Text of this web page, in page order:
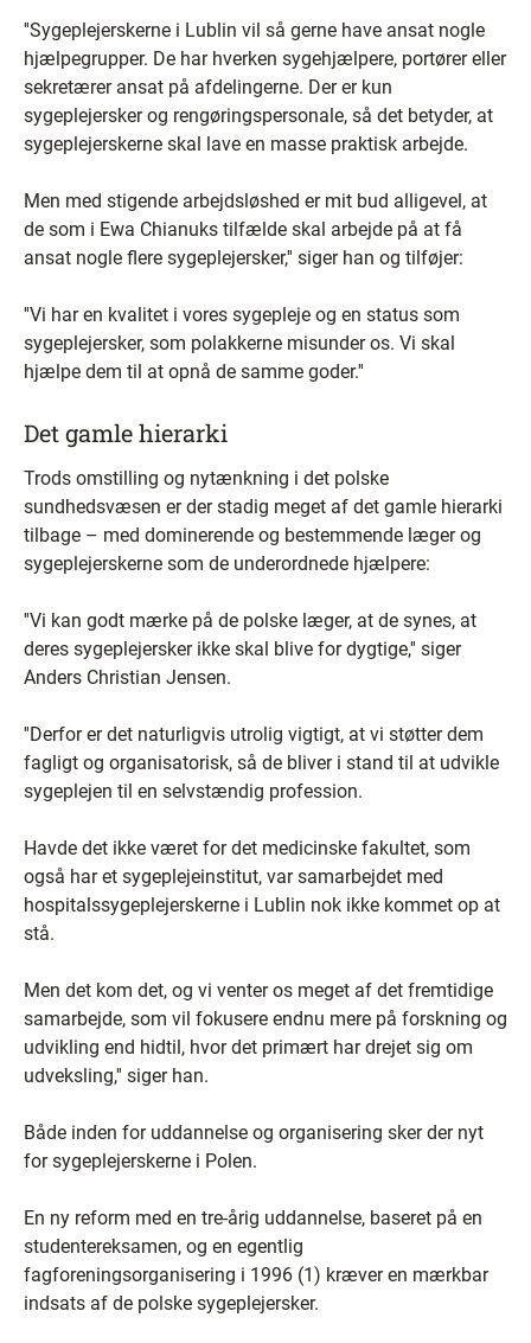
''Sygeplejerskerne i Lublin vil så gerne have ansat nogle
hjælpegrupper. De har hverken sygehjælpere, portører eller
sekretærer ansat på afdelingerne. Der er kun
sygeplejersker og rengøringspersonale, så det betyder, at
sygeplejerskerne skal lave en masse praktisk arbejde.
Men med stigende arbejdsløshed er mit bud alligevel, at
de som i Ewa Chianuks tilfælde skal arbejde på at få
ansat nogle flere sygeplejersker,'' siger han og tilføjer:
''Vi har en kvalitet i vores sygepleje og en status som
sygeplejersker, som polakkerne misunder os. Vi skal
hjælpe dem til at opnå de samme goder.''
Det gamle hierarki
Trods omstilling og nytænkning i det polske
sundhedsvæsen er der stadig meget af det gamle hierarki
tilbage – med dominerende og bestemmende læger og
sygeplejerskerne som de underordnede hjælpere:
''Vi kan godt mærke på de polske læger, at de synes, at
deres sygeplejersker ikke skal blive for dygtige,'' siger
Anders Christian Jensen.
''Derfor er det naturligvis utrolig vigtigt, at vi støtter dem
fagligt og organisatorisk, så de bliver i stand til at udvikle
sygeplejen til en selvstændig profession.
Havde det ikke været for det medicinske fakultet, som
også har et sygeplejeinstitut, var samarbejdet med
hospitalssygeplejerskerne i Lublin nok ikke kommet op at
stå.
Men det kom det, og vi venter os meget af det fremtidige
samarbejde, som vil fokusere endnu mere på forskning og
udvikling end hidtil, hvor det primært har drejet sig om
udveksling,'' siger han.
Både inden for uddannelse og organisering sker der nyt
for sygeplejerskerne i Polen.
En ny reform med en tre-årig uddannelse, baseret på en
studentereksamen, og en egentlig
fagforeningsorganisering i 1996 (1) kræver en mærkbar
indsats af de polske sygeplejersker.